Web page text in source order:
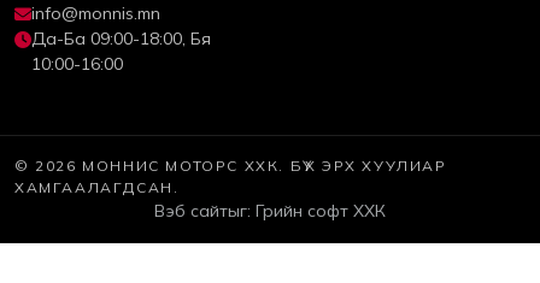
info@monnis.mn
Да-Ба 09:00-18:00, Бя
10:00-16:00
© 2026 МОННИС МОТОРС ХХК. БҮХ ЭРХ ХУУЛИАР
ХАМГААЛАГДСАН.
Вэб сайтыг: Грийн софт ХХК